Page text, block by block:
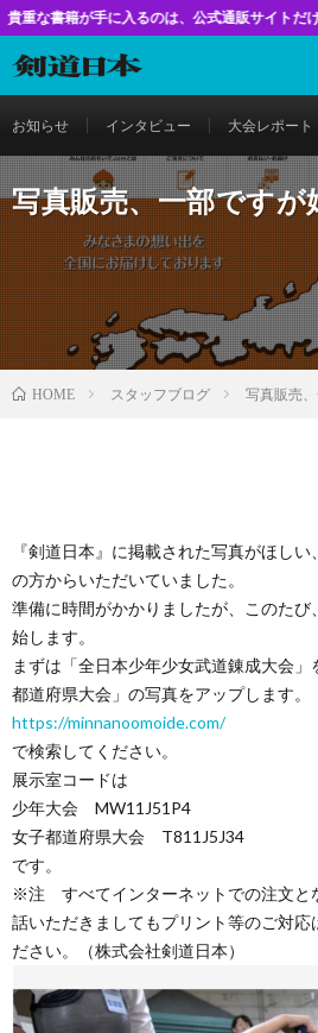
るのは、公式通販サイトだけ！
お知らせ インタビュー 大会レポート
写真販売、一部ですが
HOME スタッフブログ 写真販売
『剣道日本』に掲載された写真がほし
の方からいただいていました。
準備に時間がかかりましたが、このたび
始します。
まずは「全日本少年少女武道錬成大会
都道府県大会」の写真をアップします。
https://minnanoomoide.com/
で検索してください。
展示室コードは
少年大会 MW11J51P4
女子都道府県大会 T811J5J34
です。
※注 すべてインターネットでの注文と
話いただきましてもプリント等のご対応
ださい。（株式会社剣道日本）